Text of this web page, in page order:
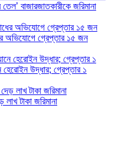
বাজারজাতকারীকে জরিমানা
অভিযোগে গ্রেপ্তার ১৫ জন
হেরোইন উদ্ধার; গ্রেপ্তার ১
লাখ টাকা জরিমানা